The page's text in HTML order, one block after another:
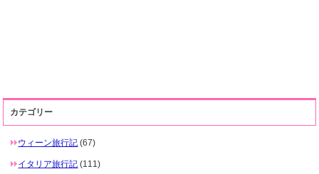
カテゴリー
ウィーン旅行記 (67)
イタリア旅行記 (111)